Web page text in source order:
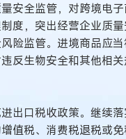
安全监管，对跨境电
度，突出经营企业质量
险监管。进境商品应
反生物安全和其他相
口税收政策。继续落
值税、消费税退税或